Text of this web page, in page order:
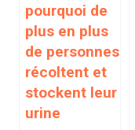
pourquoi de
plus en plus
de personnes
récoltent et
stockent leur
urine